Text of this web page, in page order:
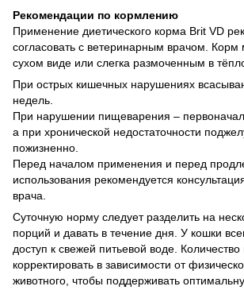
Рекомендации по кормлению
Применение диетического корма Brit VD
согласовать с ветеринарным врачом. Корм
сухом виде или слегка размоченным в
При острых кишечных нарушениях
недель.
При нарушении пищеварения –
а при хронической недостаточности
пожизненно.
Перед началом применения и перед
использования рекомендуется
врача.
Суточную норму следует разделить на
порций и давать в течение дня. У кошки
доступ к свежей питьевой воде.
корректировать в зависимости от
животного, чтобы поддерживать